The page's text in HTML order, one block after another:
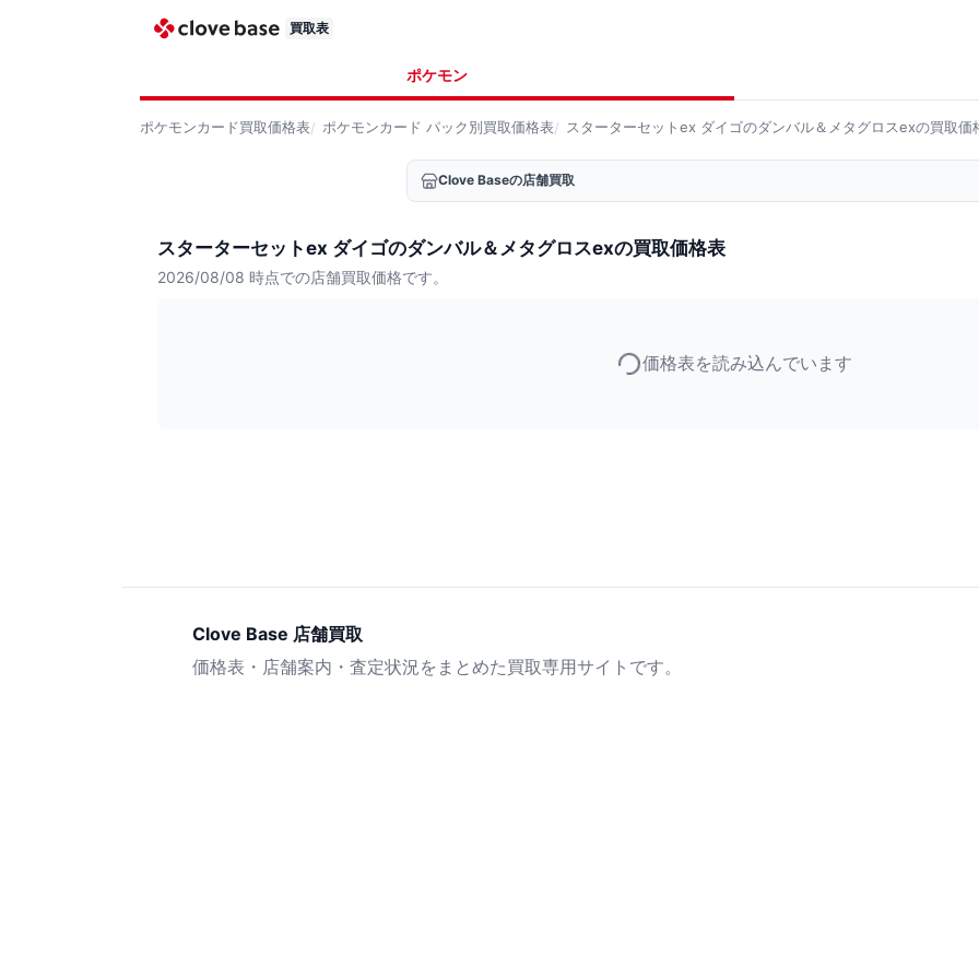
買取表
ポケモン
ポケモンカード買取価格表 ポケモンカード パック別買取価格表 スターターセットex ダイゴのダンバル＆メタグロスexの買取価
Clove Baseの店舗買取
スターターセットex ダイゴのダンバル＆メタグロスexの買取価格表
2026/08/08 時点での店舗買取価格です。
価格表を読み込んでいます
Clove Base 店舗買取
価格表・店舗案内・査定状況をまとめた買取専用サイトです。